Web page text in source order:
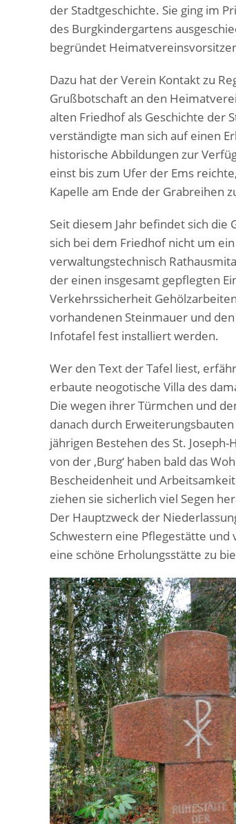
der Stadtgeschichte. Sie ging im
des Burgkindergartens
begründet
Dazu hat der Verein Kontakt zu
Grußbotschaft an den
alten Friedhof als Geschichte der
verständigte man sich auf einen
historische Abbildungen zur
einst bis zum Ufer der Ems
Kapelle am Ende der Grabreihen
Seit diesem Jahr befindet sich die
sich bei dem Friedhof nicht um
verwaltungstechnisch
der einen insgesamt gepflegten
Verkehrssicherheit
vorhandenen Steinmauer und
Infotafel fest installiert werden.
Wer den Text der Tafel liest,
erbaute neogotische Villa des
Die wegen ihrer Türmchen und
danach durch
jährigen Bestehen des St.
von der ‚Burg‘ haben bald das
Bescheidenheit und
ziehen sie sicherlich viel Segen
Der Hauptzweck der
Schwestern eine Pflegestätte
eine schöne Erholungsstätte zu